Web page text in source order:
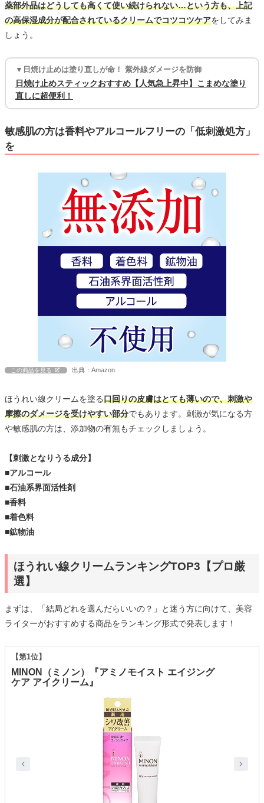
薬部外品はどうしても高くて使い続けられない…という方も、上記
の高保湿成分が配合されているクリームでコツコツケアをしてみま
しょう。
▼日焼け止めは塗り直しが命！ 紫外線ダメージを防御
日焼け止めスティックおすすめ【人気急上昇中】こまめな塗り
直しに超便利！
敏感肌の方は香料やアルコールフリーの「低刺激処方」
を
この商品を見る 出典：Amazon
ほうれい線クリームを塗る口回りの皮膚はとても薄いので、刺激や
摩擦のダメージを受けやすい部分でもあります。刺激が気になる方
や敏感肌の方は、添加物の有無もチェックしましょう。
【刺激となりうる成分】
■アルコール
■石油系界面活性剤
■香料
■着色料
■鉱物油
ほうれい線クリームランキングTOP3【プロ厳
選】
まずは、「結局どれを選んだらいいの？」と迷う方に向けて、美容
ライターがおすすめする商品をランキング形式で発表します！
MINON（ミノン）『アミノモイスト エイジング
ケア アイクリーム』
【第1位】